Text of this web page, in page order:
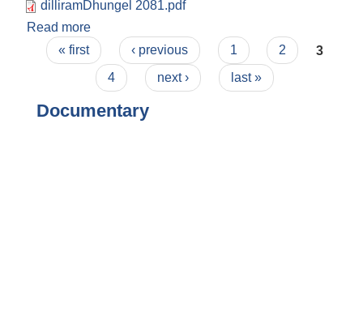
dilliramDhungel 2081.pdf
Read more
Pages
« first ‹ previous 1 2
3
4
next › last »
Documentary